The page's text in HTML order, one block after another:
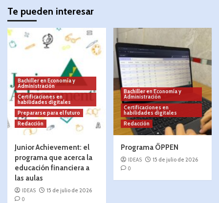
Te pueden interesar
Bachiller en Economía y
Administración
Certificaciones en
habilidades digitales
Prepararse para el futuro
Redacción
Junior Achievement: el
programa que acerca la
educación financiera a
las aulas
IDEAS
15 de julio de 2026
0
Bachiller en Economía y
Administración
Certificaciones en
habilidades digitales
Redacción
Programa ÖPPEN
IDEAS
15 de julio de 2026
0